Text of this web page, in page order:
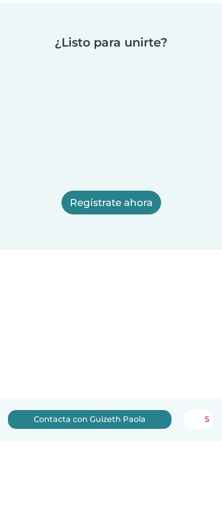
¿Listo para unirte?
Regístrate ahora
Contacta con Guizeth Paola 5